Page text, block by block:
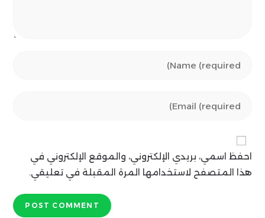
your
comment
your
address
to
comment
احفظ اسمي، بريدي الإلكتروني، والموقع الإلكتروني في
هذا المتصفح لاستخدامها المرة المقبلة في تعليقي.